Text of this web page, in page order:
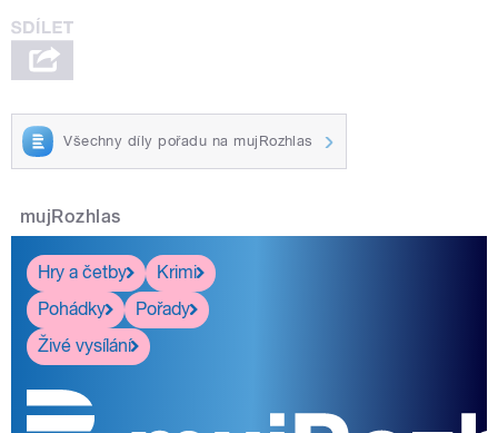
Všechny díly pořadu na mujRozhlas
mujRozhlas
Hry a četby
Krimi
Pohádky
Pořady
Živé vysílání